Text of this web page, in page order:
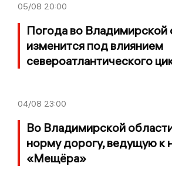
05/08 20:00
Погода во Владимирской
изменится под влиянием
североатлантического
04/08 23:00
Во Владимирской
норму дорогу, ведущую к
«Мещёра»